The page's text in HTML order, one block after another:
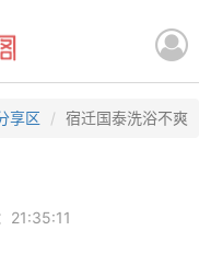
享区 宿迁国泰洗浴不爽
21:35:11